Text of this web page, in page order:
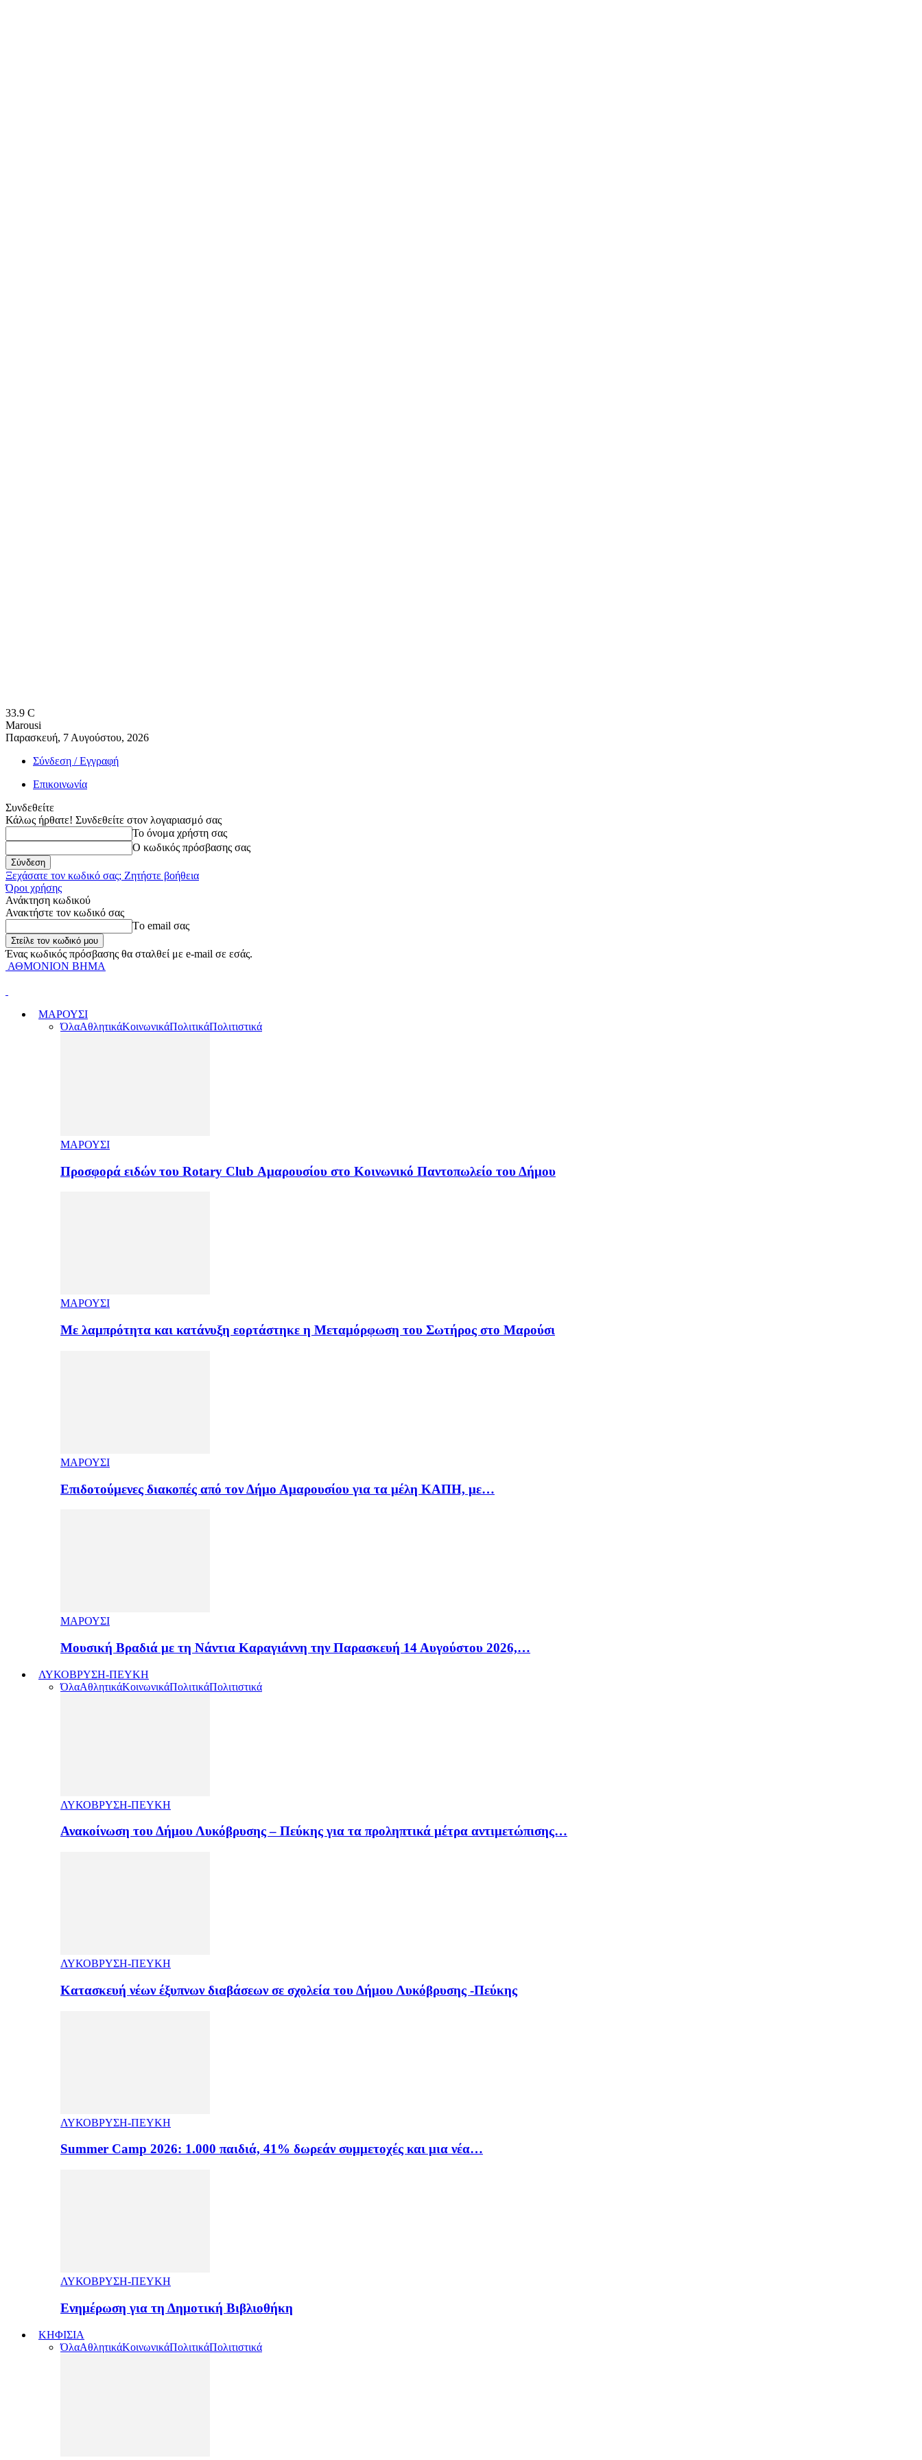
33.9 C
Marousi
Παρασκευή, 7 Αυγούστου, 2026
Σύνδεση / Εγγραφή
Επικοινωνία
Συνδεθείτε
Κάλως ήρθατε! Συνδεθείτε στον λογαριασμό σας
Το όνομα χρήστη σας
Ο κωδικός πρόσβασης σας
Ξεχάσατε τον κωδικό σας; Ζητήστε βοήθεια
Όροι χρήσης
Ανάκτηση κωδικού
Ανακτήστε τον κωδικό σας
Tο email σας
Ένας κωδικός πρόσβασης θα σταλθεί με e-mail σε εσάς.
ΑΘΜΟΝΙΟΝ ΒΗΜΑ
ΜΑΡΟΥΣΙ
ΌλαΑθλητικάΚοινωνικάΠολιτικάΠολιτιστικά
ΜΑΡΟΥΣΙ
Προσφορά ειδών του Rotary Club Αμαρουσίου στο Κοινωνικό Παντοπωλείο του Δήμου
ΜΑΡΟΥΣΙ
Με λαμπρότητα και κατάνυξη εορτάστηκε η Μεταμόρφωση του Σωτήρος στο Μαρούσι
ΜΑΡΟΥΣΙ
Επιδοτούμενες διακοπές από τον Δήμο Αμαρουσίου για τα μέλη ΚΑΠΗ, με…
ΜΑΡΟΥΣΙ
Μουσική Βραδιά με τη Νάντια Καραγιάννη την Παρασκευή 14 Αυγούστου 2026,…
ΛΥΚΟΒΡΥΣΗ-ΠΕΥΚΗ
ΌλαΑθλητικάΚοινωνικάΠολιτικάΠολιτιστικά
ΛΥΚΟΒΡΥΣΗ-ΠΕΥΚΗ
Ανακοίνωση του Δήμου Λυκόβρυσης – Πεύκης για τα προληπτικά μέτρα αντιμετώπισης…
ΛΥΚΟΒΡΥΣΗ-ΠΕΥΚΗ
Κατασκευή νέων έξυπνων διαβάσεων σε σχολεία του Δήμου Λυκόβρυσης -Πεύκης
ΛΥΚΟΒΡΥΣΗ-ΠΕΥΚΗ
Summer Camp 2026: 1.000 παιδιά, 41% δωρεάν συμμετοχές και μια νέα…
ΛΥΚΟΒΡΥΣΗ-ΠΕΥΚΗ
Ενημέρωση για τη Δημοτική Βιβλιοθήκη
ΚΗΦΙΣΙΑ
ΌλαΑθλητικάΚοινωνικάΠολιτικάΠολιτιστικά